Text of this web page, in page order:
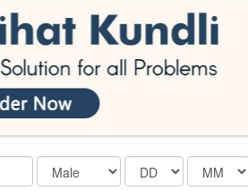
Date Month